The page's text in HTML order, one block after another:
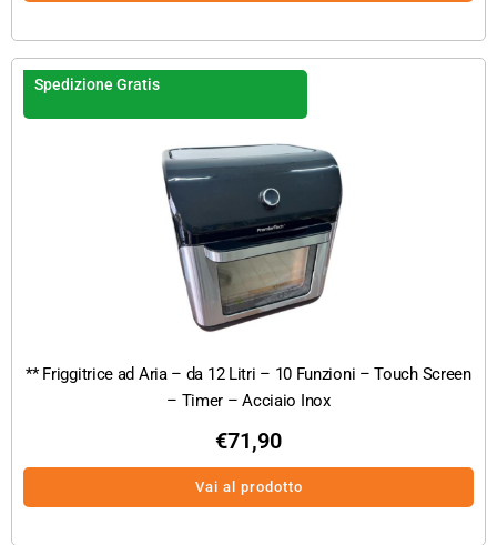
Spedizione Gratis
** Friggitrice ad Aria – da 12 Litri – 10 Funzioni – Touch Screen
– Timer – Acciaio Inox
€71,90
Vai al prodotto